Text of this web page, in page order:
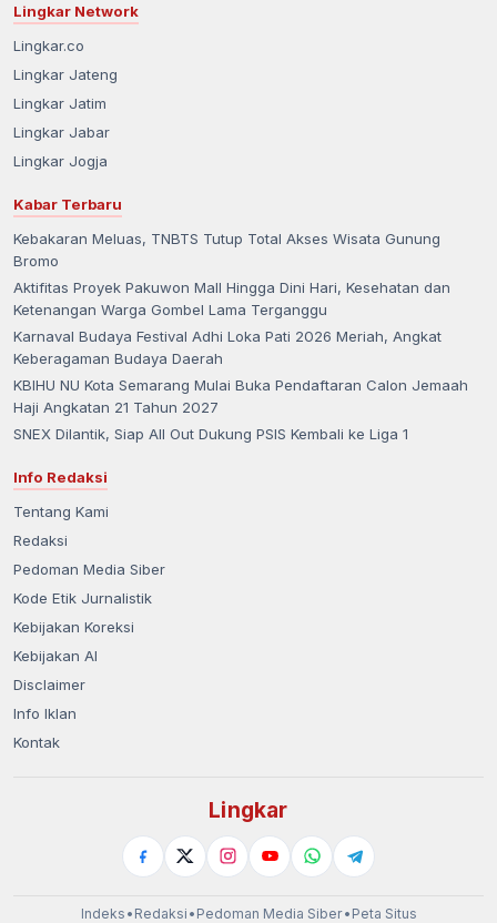
Lingkar Network
Lingkar.co
Lingkar Jateng
Lingkar Jatim
Lingkar Jabar
Lingkar Jogja
Kabar Terbaru
Kebakaran Meluas, TNBTS Tutup Total Akses Wisata Gunung
Bromo
Aktifitas Proyek Pakuwon Mall Hingga Dini Hari, Kesehatan dan
Ketenangan Warga Gombel Lama Terganggu
Karnaval Budaya Festival Adhi Loka Pati 2026 Meriah, Angkat
Keberagaman Budaya Daerah
KBIHU NU Kota Semarang Mulai Buka Pendaftaran Calon Jemaah
Haji Angkatan 21 Tahun 2027
SNEX Dilantik, Siap All Out Dukung PSIS Kembali ke Liga 1
Info Redaksi
Tentang Kami
Redaksi
Pedoman Media Siber
Kode Etik Jurnalistik
Kebijakan Koreksi
Kebijakan AI
Disclaimer
Info Iklan
Kontak
Lingkar
Indeks • Redaksi • Pedoman Media Siber• Peta Situs